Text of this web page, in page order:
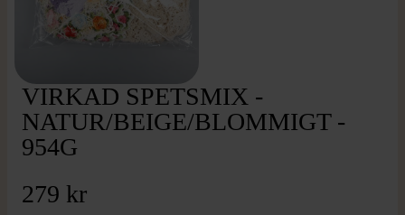
VIRKAD SPETSMIX -
NATUR/BEIGE/BLOMMIGT -
954G
279 kr